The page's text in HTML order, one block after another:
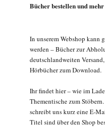
Bücher bestellen und mehr
In unserem Webshop kann
werden – Bücher zur
deutschlandweiten
Hörbücher zum Download.
Ihr findet hier – wie im
Thementische zum
schreibt uns kurz eine E-
Titel sind über den Shop